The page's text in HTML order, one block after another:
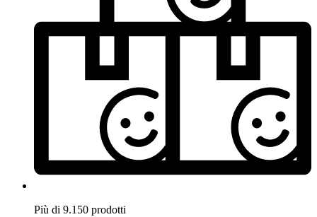
Più di 9.150 prodotti